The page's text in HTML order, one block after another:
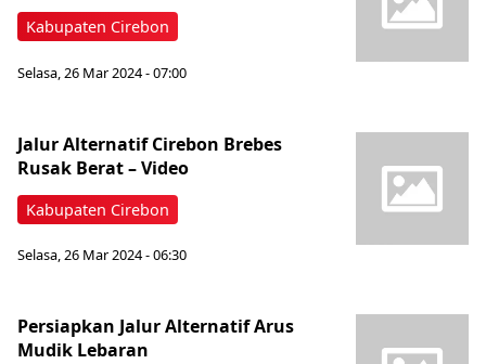
Kabupaten Cirebon
Selasa, 26 Mar 2024 - 07:00
Kabupaten Cirebon
Jalur Alternatif Cirebon Brebes
Rusak Berat – Video
Selasa, 26 Mar 2024 - 06:30
Persiapkan Jalur Alternatif Arus
Mudik Lebaran